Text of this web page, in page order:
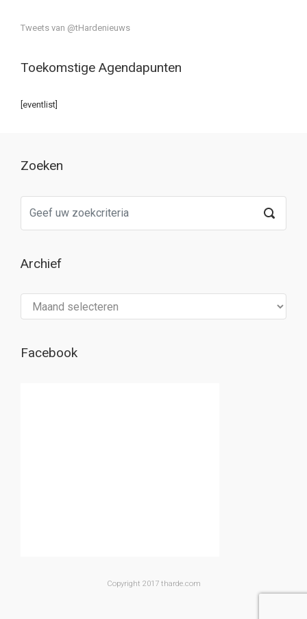
Tweets van @tHardenieuws
Toekomstige Agendapunten
[eventlist]
Zoeken
Archief
Facebook
Copyright 2017 tharde.com